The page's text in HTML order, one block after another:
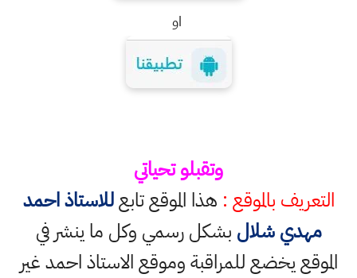
او
وتقبلو تحياتي
التعريف بالموقع : هذا الموقع تابعللاستاذ احمد
مهدي شلال بشكل رسمي وكل ما ينشر في
الموقع يخضع للمراقبة وموقع الاستاذ احمد غير